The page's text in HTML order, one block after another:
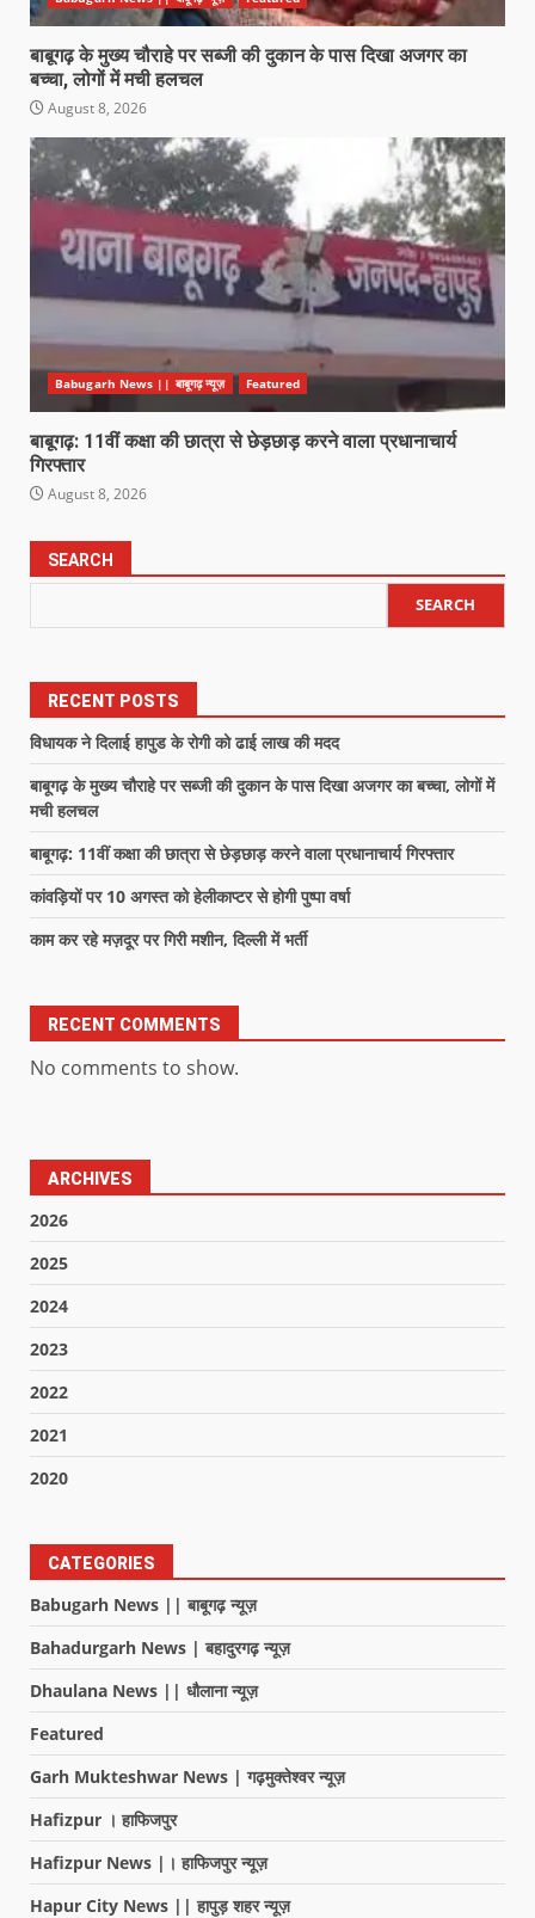
बाबूगढ़ के मुख्य चौराहे पर सब्जी की दुकान के पास दिखा अजगर का
बच्चा, लोगों में मची हलचल
August 8, 2026
Babugarh News || बाबूगढ़ न्यूज़ Featured
बाबूगढ़: 11वीं कक्षा की छात्रा से छेड़छाड़ करने वाला प्रधानाचार्य
गिरफ्तार
August 8, 2026
SEARCH
SEARCH
RECENT POSTS
विधायक ने दिलाई हापुड के रोगी को ढाई लाख की मदद
बाबूगढ़ के मुख्य चौराहे पर सब्जी की दुकान के पास दिखा अजगर का बच्चा, लोगों में
मची हलचल
बाबूगढ़: 11वीं कक्षा की छात्रा से छेड़छाड़ करने वाला प्रधानाचार्य गिरफ्तार
कांवड़ियों पर 10 अगस्त को हेलीकाप्टर से होगी पुष्पा वर्षा
काम कर रहे मज़दूर पर गिरी मशीन, दिल्ली में भर्ती
RECENT COMMENTS
No comments to show.
ARCHIVES
2026
2025
2024
2023
2022
2021
2020
CATEGORIES
Babugarh News || बाबूगढ़ न्यूज़
Bahadurgarh News | बहादुरगढ़ न्यूज़
Dhaulana News || धौलाना न्यूज़
Featured
Garh Mukteshwar News | गढ़मुक्तेश्वर न्यूज़
Hafizpur । हाफिजपुर
Hafizpur News |। हाफिजपुर न्यूज़
Hapur City News || हापुड़ शहर न्यूज़